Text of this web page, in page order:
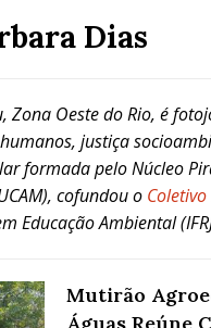
o Cadinho e o Fogo que
07/2026 ] Tudo Começou
07/2026 ]
Mutirão
Magé
08/2026 ] Trens
Dias
Zona Oeste do Rio, é
justiça
formada pelo Núcleo
cofundou o
Educação Ambiental
Mutirão